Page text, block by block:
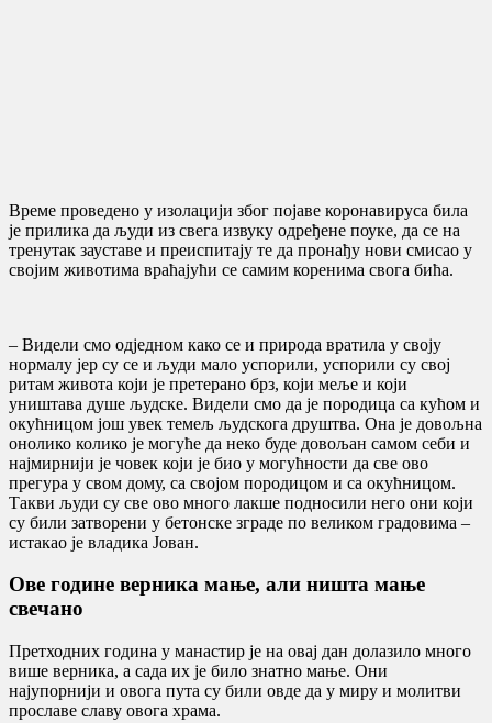
Време проведено у изолацији због појаве коронавируса била
је прилика да људи из свега извуку одређене поуке, да се на
тренутак зауставе и преиспитају те да пронађу нови смисао у
својим животима враћајући се самим коренима свога бића.
– Видели смо одједном како се и природа вратила у своју
нормалу јер су се и људи мало успорили, успорили су свој
ритам живота који је претерано брз, који меље и који
уништава душе људске. Видели смо да је породица са кућом и
окућницом још увек темељ људскога друштва. Она је довољна
онолико колико је могуће да неко буде довољан самом себи и
најмирнији је човек који је био у могућности да све ово
прегура у свом дому, са својом породицом и са окућницом.
Такви људи су све ово много лакше подносили него они који
су били затворени у бетонске зграде по великом градовима –
истакао је владика Јован.
Ове године верника мање, али ништа мање
свечано
Претходних година у манастир је на овај дан долазило много
више верника, а сада их је било знатно мање. Они
најупорнији и овога пута су били овде да у миру и молитви
прославе славу овога храма.